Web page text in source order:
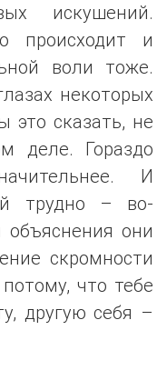
искушений.
происходит и
воли тоже.
некоторых
сказать, не
деле. Гораздо
И
трудно – во-
объяснения они
скромности
что тебе
другую себя –